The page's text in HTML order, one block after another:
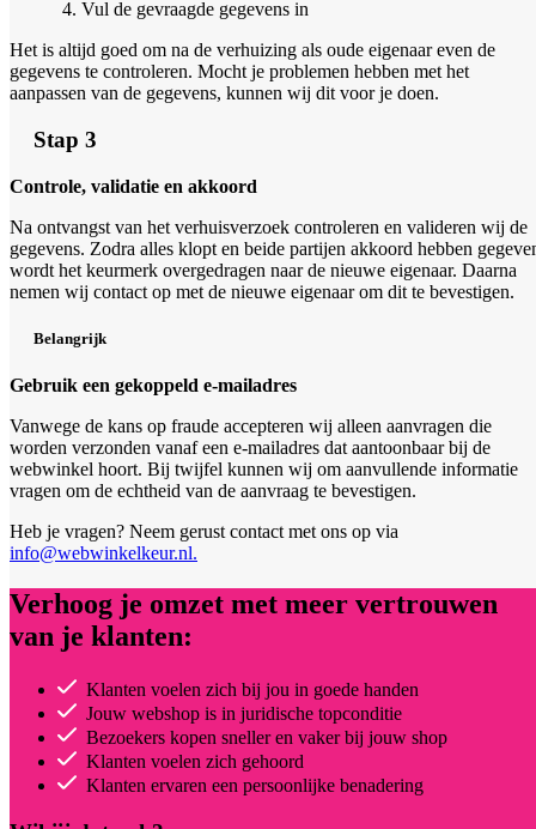
Vul de gevraagde gegevens in
Het is altijd goed om na de verhuizing als oude eigenaar even de
gegevens te controleren. Mocht je problemen hebben met het
aanpassen van de gegevens, kunnen wij dit voor je doen.
Stap 3
Controle, validatie en akkoord
Na ontvangst van het verhuisverzoek controleren en valideren wij de
gegevens. Zodra alles klopt en beide partijen akkoord hebben
wordt het keurmerk overgedragen naar de nieuwe eigenaar. Daarna
nemen wij contact op met de nieuwe eigenaar om dit te bevestigen.
Belangrijk
Gebruik een gekoppeld e-mailadres
Vanwege de kans op fraude accepteren wij alleen aanvragen die
worden verzonden vanaf een e-mailadres dat aantoonbaar bij de
webwinkel hoort. Bij twijfel kunnen wij om aanvullende informatie
vragen om de echtheid van de aanvraag te bevestigen.
Heb je vragen? Neem gerust contact met ons op via
info@webwinkelkeur.nl.
Verhoog je omzet met meer vertrouwen
van je klanten:
Klanten voelen zich bij jou in goede handen
Jouw webshop is in juridische topconditie
Bezoekers kopen sneller en vaker bij jouw shop
Klanten voelen zich gehoord
Klanten ervaren een persoonlijke benadering